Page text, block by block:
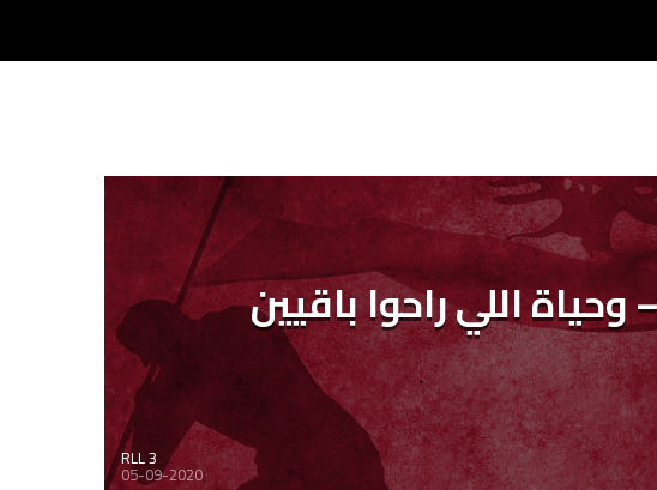
اللي راحوا باقيين
RLL 3
05-09-2020